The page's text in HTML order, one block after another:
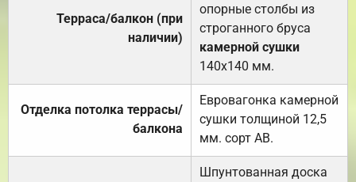
Терраса/балкон (при
наличии)
опорные столбы из
строганного бруса
камерной сушки
140х140 мм.
Отделка потолка террасы/
балкона
Евровагонка камерной
сушки толщиной 12,5
мм. сорт АВ.
Шпунтованная доска